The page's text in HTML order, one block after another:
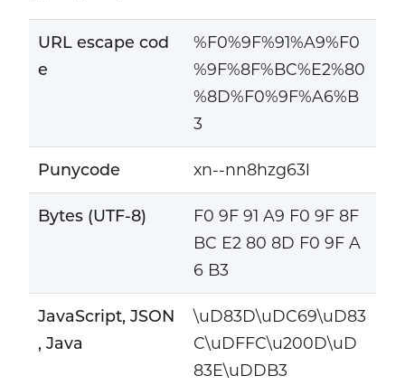
URL escape cod
e
%F0%9F%91%A9%F0
%9F%8F%BC%E2%80
%8D%F0%9F%A6%B
3
Punycode xn--nn8hzg63l
Bytes (UTF-8)
F0 9F 91 A9 F0 9F 8F
BC E2 80 8D F0 9F A
6 B3
JavaScript, JSON
, Java
\uD83D\uDC69\uD83
C\uDFFC\u200D\uD
83E\uDDB3